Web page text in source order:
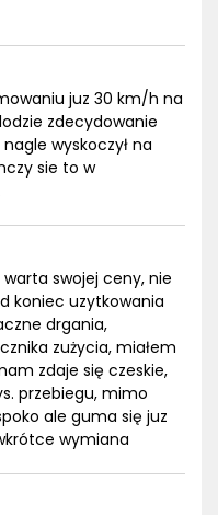
juz 30 km/h na
zdecydowanie
wyskoczył na
sie to w
swojej ceny, nie
koniec uzytkowania
drgania,
zużycia, miałem
zdaje się czeskie,
przebiegu, mimo
ale guma się juz
wymiana